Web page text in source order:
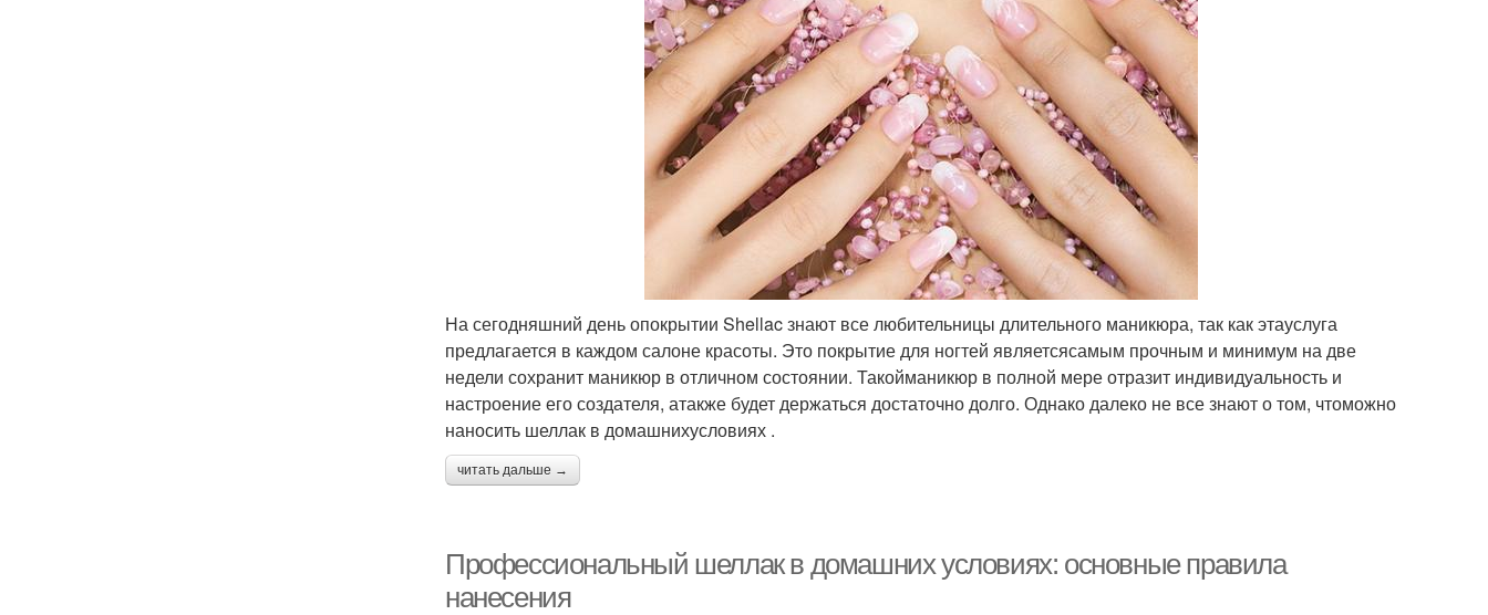
На сегодняшний день опокрытии Shellac знают все любительницы длительного маникюра, так как этауслуга
предлагается в каждом салоне красоты. Это покрытие для ногтей являетсясамым прочным и минимум на две
недели сохранит маникюр в отличном состоянии. Такойманикюр в полной мере отразит индивидуальность и
настроение его создателя, атакже будет держаться достаточно долго. Однако далеко не все знают о том, чтоможно
наносить шеллак в домашнихусловиях .
читать дальше →
Профессиональный шеллак в домашних условиях: основные правила
нанесения